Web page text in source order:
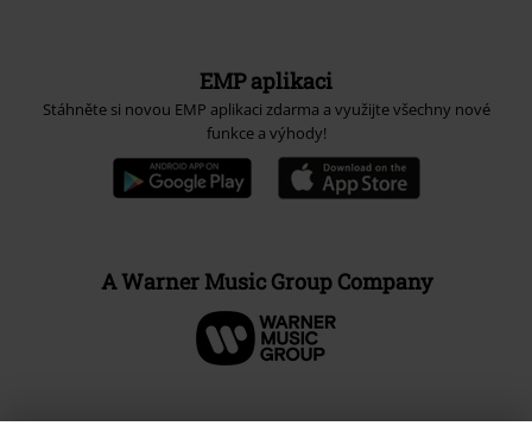
EMP aplikaci
Stáhněte si novou EMP aplikaci zdarma a využijte všechny nové
funkce a výhody!
A Warner Music Group Company